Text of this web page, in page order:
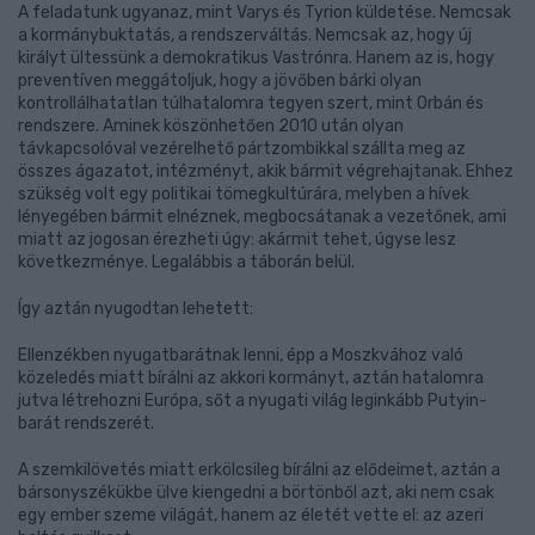
A feladatunk ugyanaz, mint Varys és Tyrion küldetése. Nemcsak
a kormánybuktatás, a rendszerváltás. Nemcsak az, hogy új
királyt ültessünk a demokratikus Vastrónra. Hanem az is, hogy
preventíven meggátoljuk, hogy a jövőben bárki olyan
kontrollálhatatlan túlhatalomra tegyen szert, mint Orbán és
rendszere. Aminek köszönhetően 2010 után olyan
távkapcsolóval vezérelhető pártzombikkal szállta meg az
összes ágazatot, intézményt, akik bármit végrehajtanak. Ehhez
szükség volt egy politikai tömegkultúrára, melyben a hívek
lényegében bármit elnéznek, megbocsátanak a vezetőnek, ami
miatt az jogosan érezheti úgy: akármit tehet, úgyse lesz
következménye. Legalábbis a táborán belül.
Így aztán nyugodtan lehetett:
Ellenzékben nyugatbarátnak lenni, épp a Moszkvához való
közeledés miatt bírálni az akkori kormányt, aztán hatalomra
jutva létrehozni Európa, sőt a nyugati világ leginkább Putyin-
barát rendszerét.
A szemkilövetés miatt erkölcsileg bírálni az elődeimet, aztán a
bársonyszékükbe ülve kiengedni a börtönből azt, aki nem csak
egy ember szeme világát, hanem az életét vette el: az azeri